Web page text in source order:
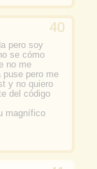
pero soy
se cómo
no me
puse pero me
y no quiero
del código
magnífico